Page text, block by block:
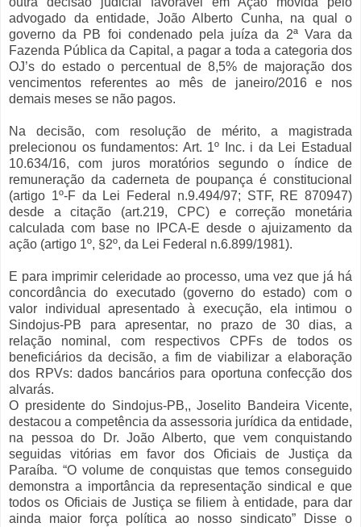
advogado da entidade, João Alberto Cunha, na qual o
governo da PB foi condenado pela juíza da 2ª Vara da
Fazenda Pública da Capital, a pagar a toda a categoria dos
OJ’s do estado o percentual de 8,5% de majoração dos
vencimentos referentes ao mês de janeiro/2016 e nos
demais meses se não pagos.
Na decisão, com resolução de mérito, a magistrada
prelecionou os fundamentos: Art. 1º Inc. i da Lei Estadual
10.634/16, com juros moratórios segundo o índice de
remuneração da caderneta de poupança é constitucional
(artigo 1º-F da Lei Federal n.9.494/97; STF, RE 870947)
desde a citação (art.219, CPC) e correção monetária
calculada com base no IPCA-E desde o ajuizamento da
ação (artigo 1º, §2º, da Lei Federal n.6.899/1981).
E para imprimir celeridade ao processo, uma vez que já há
concordância do executado (governo do estado) com o
valor individual apresentado à execução, ela intimou o
Sindojus-PB para apresentar, no prazo de 30 dias, a
relação nominal, com respectivos CPFs de todos os
beneficiários da decisão, a fim de viabilizar a elaboração
dos RPVs: dados bancários para oportuna confecção dos
alvarás.
O presidente do Sindojus-PB,, Joselito Bandeira Vicente,
destacou a competência da assessoria jurídica da entidade,
na pessoa do Dr. João Alberto, que vem conquistando
seguidas vitórias em favor dos Oficiais de Justiça da
Paraíba. “O volume de conquistas que temos conseguido
demonstra a importância da representação sindical e que
todos os Oficiais de Justiça se filiem à entidade, para dar
ainda maior força política ao nosso sindicato” Disse o